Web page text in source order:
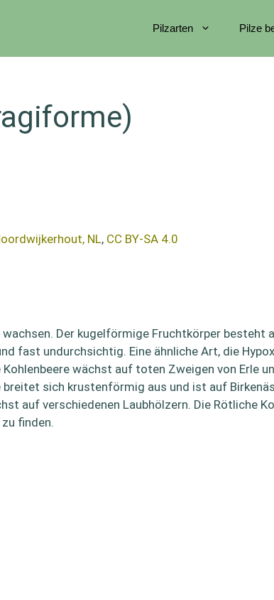
Pilzarten Pilze
NL, CC BY-SA 4.0
Der kugelförmige Fruchtkörper besteht
fast undurchsichtig. Eine ähnliche Art, die
wächst auf toten Zweigen von Erle
sich krustenförmig aus und ist auf
auf verschiedenen Laubhölzern. Die Rötliche
finden.